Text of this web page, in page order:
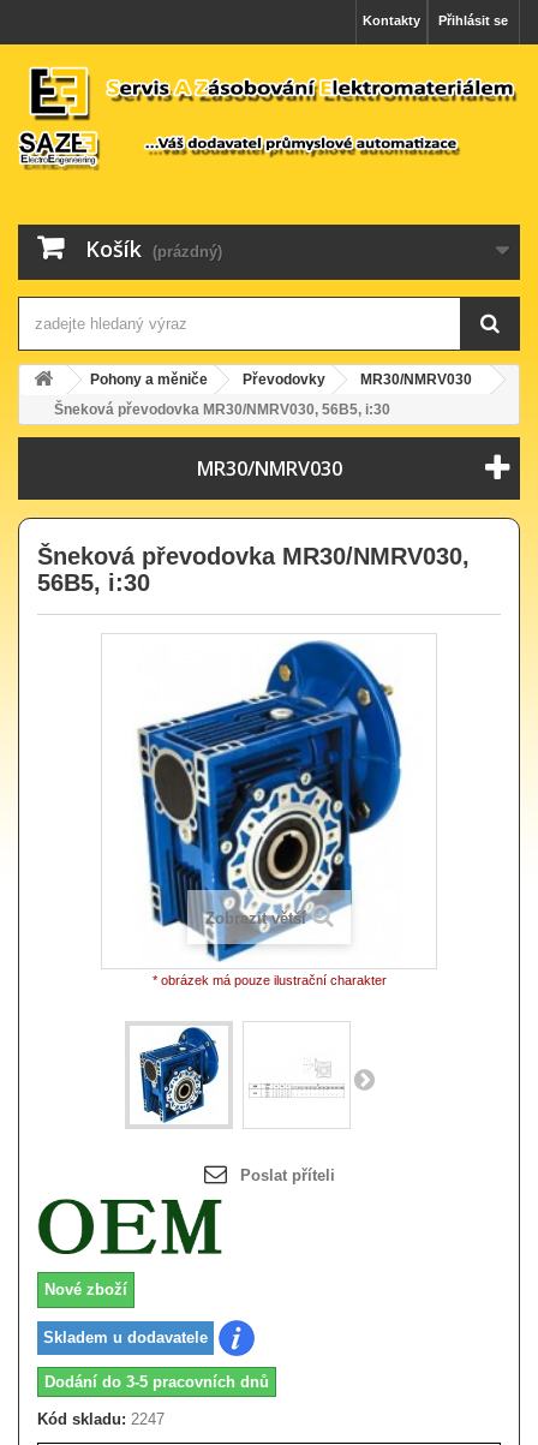
Přihlásit se
Kontakty
Košík (prázdný)
Pohony a měniče Převodovky
MR30/NMRV030
Šneková převodovka MR30/NMRV030, 56B5, i:30
MR30/NMRV030
Šneková převodovka MR30/NMRV030,
56B5, i:30
Zobrazit větší
* obrázek má pouze ilustrační charakter
Poslat příteli
Nové zboží
Skladem u dodavatele
Dodání do 3-5 pracovních dnů
Kód skladu: 2247